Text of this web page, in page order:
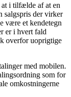
i tilfælde af at en
salgspris der virker
være et kendetegn
er i hvert fald
overfor uoprigtige
med mobilen.
som for
omkostningerne